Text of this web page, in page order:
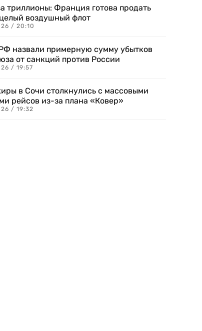
триллионы: Франция готова продать
воздушный флот
/ 20:10
назвали примерную сумму убытков
от санкций против России
/ 19:57
в Сочи столкнулись с массовыми
рейсов из-за плана «Ковер»
/ 19:32